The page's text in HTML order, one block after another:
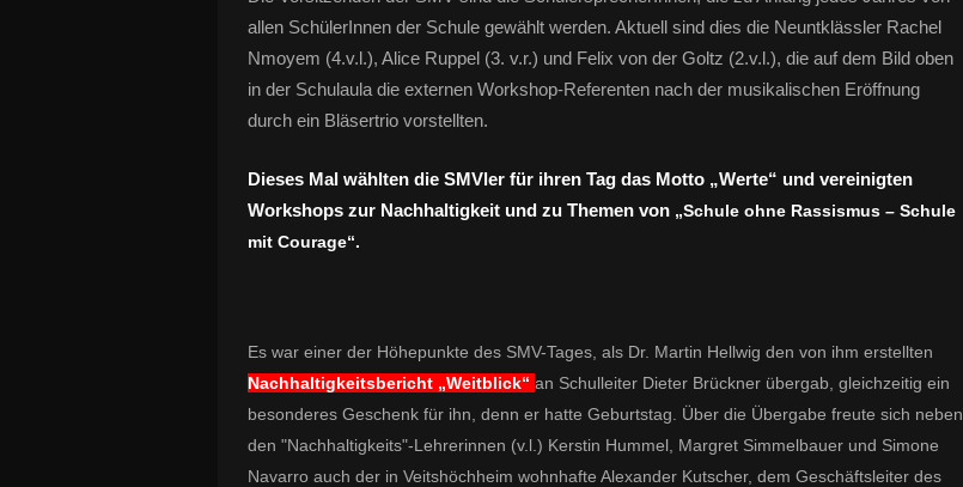
allen SchülerInnen der Schule gewählt werden. Aktuell sind dies die Neuntklässler Rachel
Nmoyem (4.v.l.), Alice Ruppel (3. v.r.) und Felix von der Goltz (2.v.l.), die auf dem Bild oben
in der Schulaula die externen Workshop-Referenten nach der musikalischen Eröffnung
durch ein Bläsertrio vorstellten.
Dieses Mal wählten die SMVler für ihren Tag das Motto „Werte“ und vereinigten
Workshops zur Nachhaltigkeit und zu Themen von „Schule ohne Rassismus – Schule
mit Courage“.
Es war einer der Höhepunkte des SMV-Tages, als Dr. Martin Hellwig den von ihm erstellten
Nachhaltigkeitsbericht „Weitblick“ an Schulleiter Dieter Brückner übergab, gleichzeitig ein
besonderes Geschenk für ihn, denn er hatte Geburtstag. Über die Übergabe freute sich neben
den "Nachhaltigkeits"-Lehrerinnen (v.l.) Kerstin Hummel, Margret Simmelbauer und Simone
Navarro auch der in Veitshöchheim wohnhafte Alexander Kutscher, dem Geschäftsleiter des